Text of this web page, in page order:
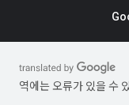
역에는 오류가 있을 수